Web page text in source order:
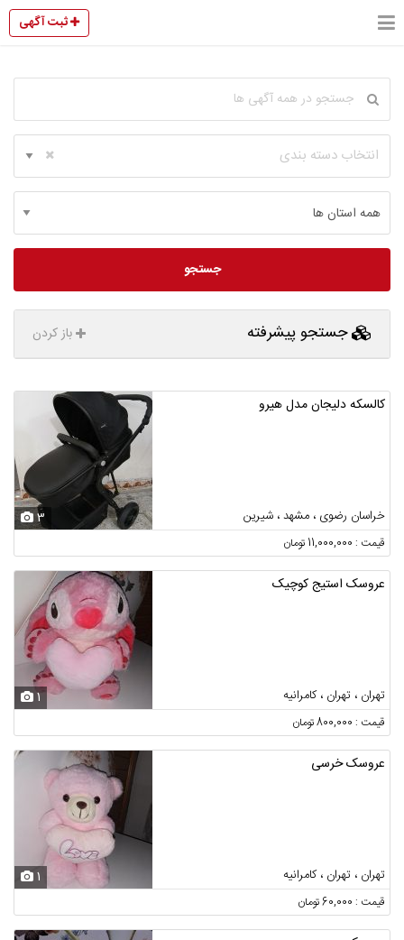
ثبت آگهی
انتخاب دسته بندی
جستجو
جستجو پیشرفته باز کردن
کالسکه دلیجان مدل هیرو
خراسان رضوی ، مشهد ، شیرین 3
قیمت : 11,000,000 تومان
عروسک استیج کوچیک
تهران ، تهران ، کامرانیه 1
قیمت : 800,000 تومان
عروسک خرسی
تهران ، تهران ، کامرانیه 1
قیمت : 60,000 تومان